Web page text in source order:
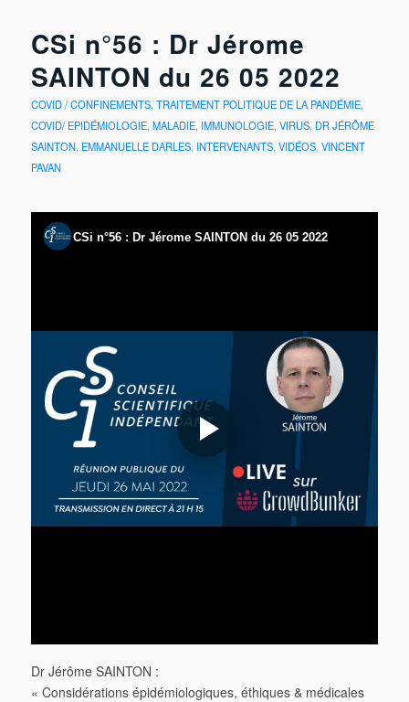
CSi n°56 : Dr Jérome
SAINTON du 26 05 2022
COVID / CONFINEMENTS, TRAITEMENT POLITIQUE DE LA PANDÉMIE,
COVID/ EPIDÉMIOLOGIE, MALADIE, IMMUNOLOGIE, VIRUS, DR JÉRÔME
SAINTON, EMMANUELLE DARLES, INTERVENANTS, VIDÉOS, VINCENT
PAVAN
Dr Jérôme SAINTON :
« Considérations épidémiologiques, éthiques & médicales